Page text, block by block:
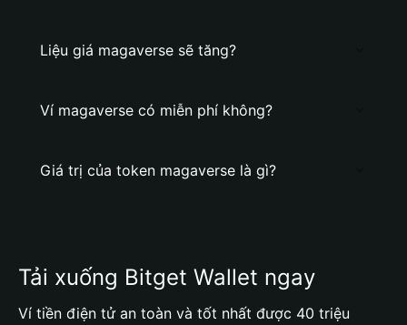
Liệu giá magaverse sẽ tăng?
Ví magaverse có miễn phí không?
Giá trị của token magaverse là gì?
Tải xuống Bitget Wallet ngay
Ví tiền điện tử an toàn và tốt nhất được 40 triệu